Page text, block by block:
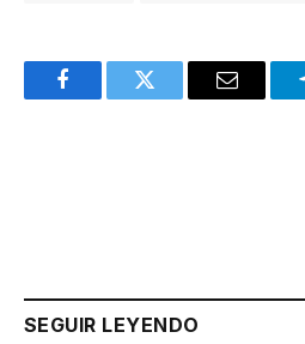
FacebookTwitter Email
SEGUIR LEYENDO